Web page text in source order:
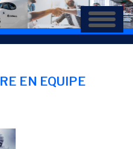
EN EQUIPE